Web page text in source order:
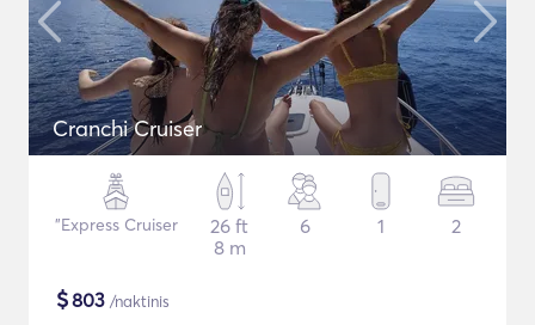
Cranchi Cruiser
"Express Cruiser
26 ft
8 m
6 1 2
$803 /naktinis